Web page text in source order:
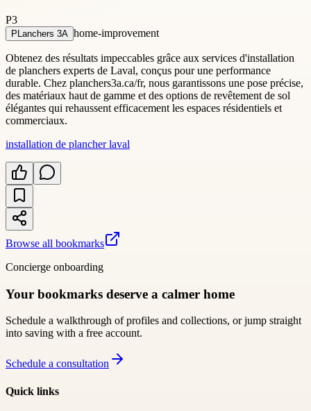
P3
PLanchers 3A home-improvement
Obtenez des résultats impeccables grâce aux services d'installation
de planchers experts de Laval, conçus pour une performance
durable. Chez planchers3a.ca/fr, nous garantissons une pose précise,
des matériaux haut de gamme et des options de revêtement de sol
élégantes qui rehaussent efficacement les espaces résidentiels et
commerciaux.
installation de plancher laval
Browse all bookmarks
Concierge onboarding
Your bookmarks deserve a calmer home
Schedule a walkthrough of profiles and collections, or jump straight
into saving with a free account.
Schedule a consultation
Quick links